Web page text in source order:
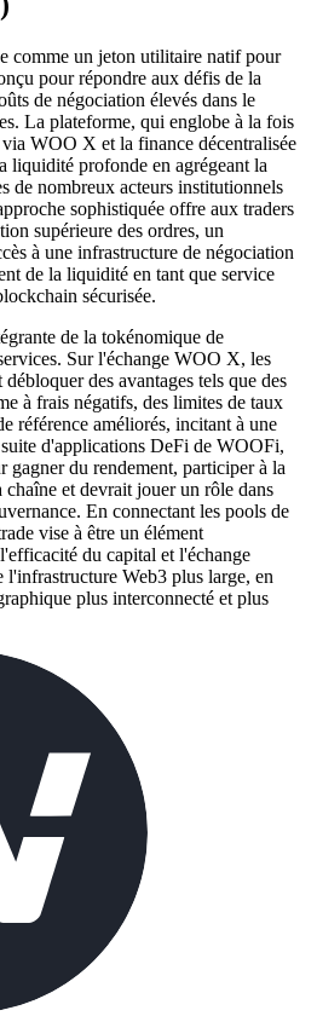
comme un jeton utilitaire natif pour
pour répondre aux défis de la
de négociation élevés dans le
La plateforme, qui englobe à la fois
WOO X et la finance décentralisée
profonde en agrégeant la
de nombreux acteurs institutionnels
sophistiquée offre aux traders
supérieure des ordres, un
à une infrastructure de négociation
de la liquidité en tant que service
sécurisée.
de la tokénomique de
Sur l'échange WOO X, les
des avantages tels que des
à frais négatifs, des limites de taux
référence améliorés, incitant à une
d'applications DeFi de WOOFi,
du rendement, participer à la
et devrait jouer un rôle dans
En connectant les pools de
vise à être un élément
du capital et l'échange
l'infrastructure Web3 plus large, en
plus interconnecté et plus